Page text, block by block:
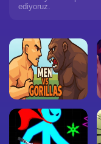
ediyoruz.